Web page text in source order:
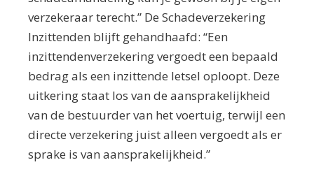
verzekeraar terecht.” De Schadeverzekering
Inzittenden blijft gehandhaafd: “Een
inzittendenverzekering vergoedt een bepaald
bedrag als een inzittende letsel oploopt. Deze
uitkering staat los van de aansprakelijkheid
van de bestuurder van het voertuig, terwijl een
directe verzekering juist alleen vergoedt als er
sprake is van aansprakelijkheid.”